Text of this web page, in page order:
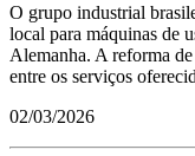
O grupo industrial
local para máquinas de
Alemanha. A reforma
entre os serviços
02/03/2026